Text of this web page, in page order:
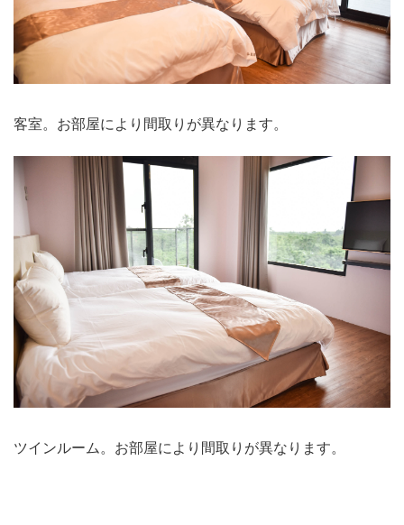
客室。お部屋により間取りが異なります。
ツインルーム。お部屋により間取りが異なります。